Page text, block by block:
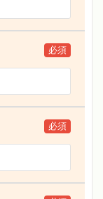
必須
必須